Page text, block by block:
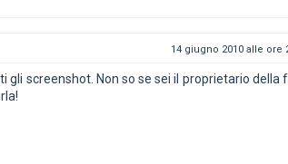
14 giugno 2010 alle ore
gli screenshot. Non so se sei il proprietario della